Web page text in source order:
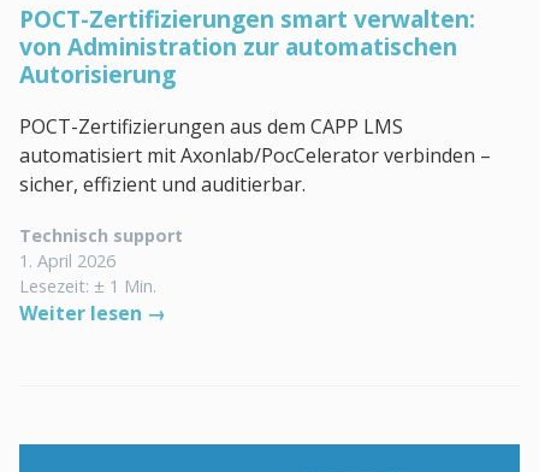
POCT-Zertifizierungen smart verwalten:
von Administration zur automatischen
Autorisierung
POCT-Zertifizierungen aus dem CAPP LMS
automatisiert mit Axonlab/PocCelerator verbinden –
sicher, effizient und auditierbar.
Technisch support
1. April 2026
Lesezeit: ± 1 Min.
Weiter lesen →